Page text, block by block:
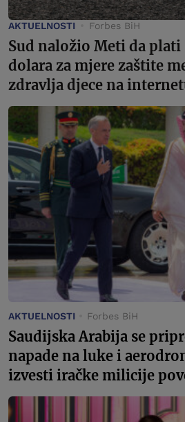
AKTUELNOSTI Forbes BiH
Sud naložio Meti da
dolara za mjere zaštite
zdravlja djece na
AKTUELNOSTI Forbes BiH
Saudijska Arabija se
napade na luke i
izvesti iračke milicije